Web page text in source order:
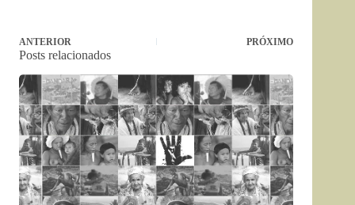
ANTERIOR PRÓXIMO
Posts relacionados